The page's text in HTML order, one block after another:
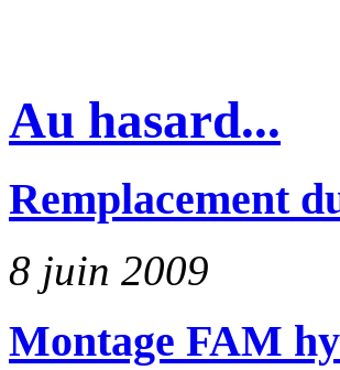
Au hasard...
Remplacement
8 juin 2009
Montage FAM